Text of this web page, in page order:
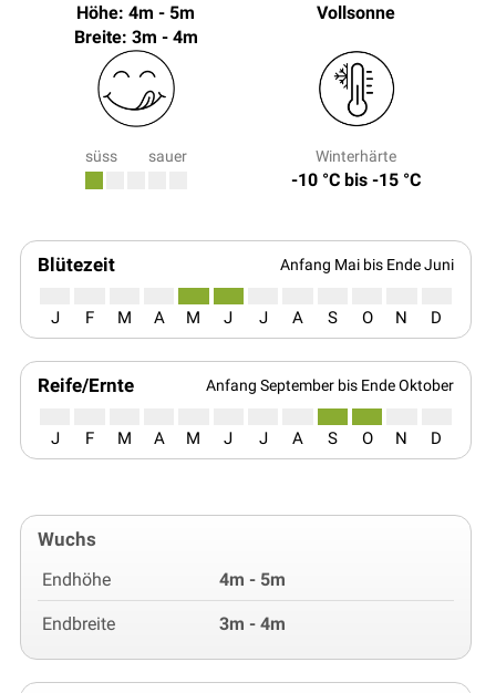
Höhe: 4m - 5m
Breite: 3m - 4m
Vollsonne
süss sauer Winterhärte
-10 °C bis -15 °C
Blütezeit Anfang Mai bis Ende Juni
J F M A M J J A S O N D
Reife/Ernte Anfang September bis Ende Oktober
J F M A M J J A S O N D
Wuchs
Endhöhe 4m - 5m
Endbreite 3m - 4m